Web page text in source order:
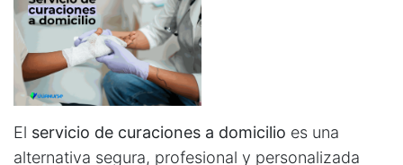
El servicio de curaciones a domicilio es una
alternativa segura, profesional y personalizada